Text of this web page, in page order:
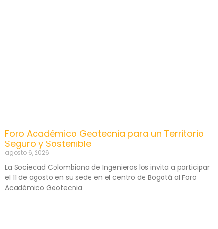
Foro Académico Geotecnia para un Territorio
Seguro y Sostenible
agosto 6, 2026
La Sociedad Colombiana de Ingenieros los invita a participar
el 11 de agosto en su sede en el centro de Bogotá al Foro
Académico Geotecnia